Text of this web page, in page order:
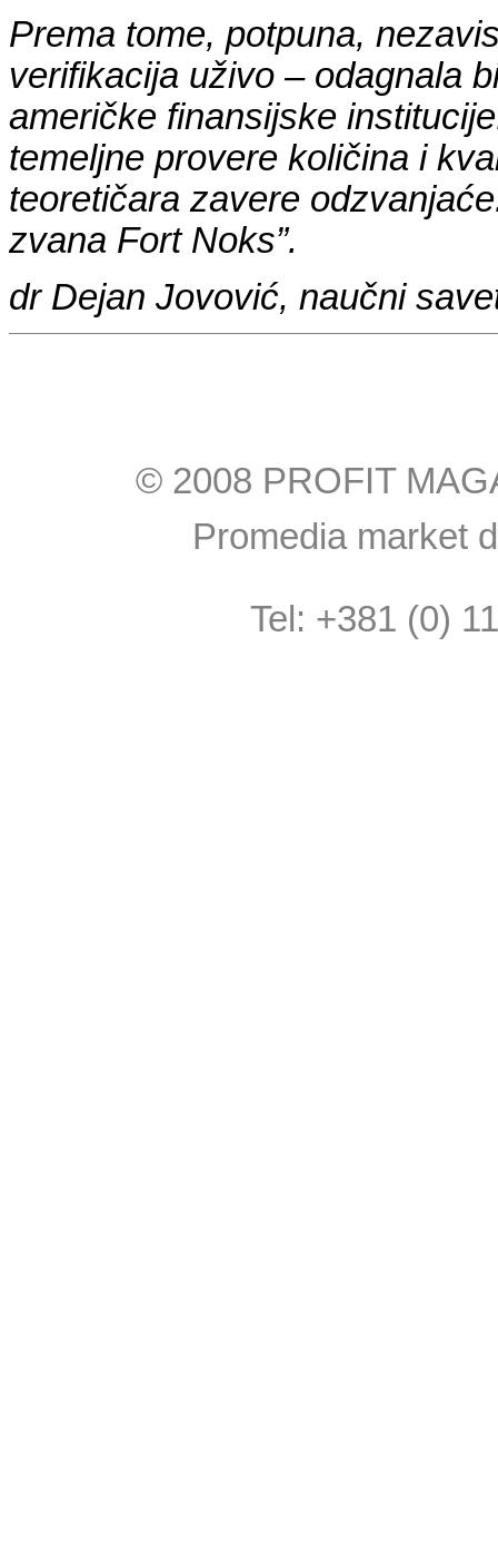
Prema tome, potpuna,
verifikacija uživo – odagnala
američke finansijske
temeljne provere količina i
teoretičara zavere
zvana Fort Noks”.
dr Dejan Jovović, naučni
© 2008 PROFIT
Promedia market
Tel: +381 (0)